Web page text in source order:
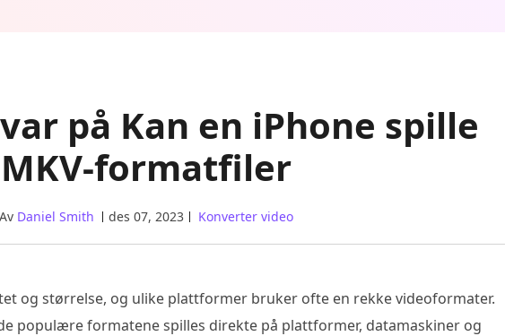
på Kan en iPhone spille
MKV-formatfiler
Av Daniel Smith des 07, 2023 Konverter video
og størrelse, og ulike plattformer bruker ofte en rekke videoformater.
populære formatene spilles direkte på plattformer, datamaskiner og